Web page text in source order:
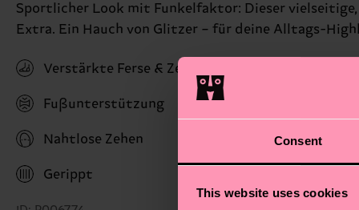
Consent
This website uses cookies
Sportlicher Look mit Funkelfaktor: Dieser
Extra. Ein Hauch von Glitzer – für deine Alltags-
Verstärkte Ferse & Zehen
Fußunterstützung
Nahtlose Zehen
Gerippt